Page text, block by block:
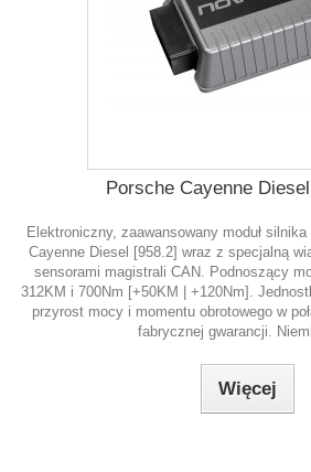
Porsche Cayenne
Elektroniczny, zaawansowany moduł
Cayenne Diesel [958.2] wraz z specjalną
sensorami magistrali CAN. Podnoszący
312KM i 700Nm [+50KM | +120Nm].
przyrost mocy i momentu obrotowego w
fabrycznej gwarancji.
Więcej